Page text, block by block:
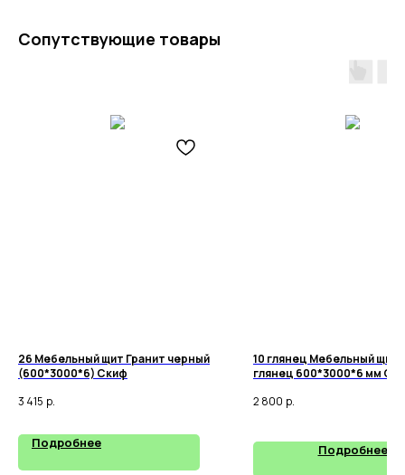
Сопутствующие товары
26 Мебельный щит Гранит черный
(600*3000*6) Скиф
3 415 р.
Подробнее
10 глянец Мебельный щит
глянец 600*3000*6 мм
2 800 р.
Подробнее